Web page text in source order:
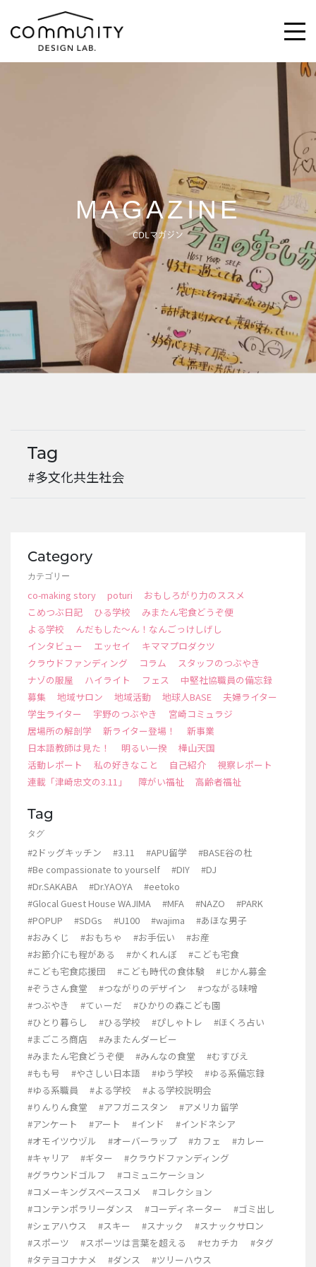
ABOUT
ACTIVITIES
MAGAZINE
NEWS
EVENTS
MAGAZINE
CDLマガジン
Tag
#多文化共生社会
Category
カテゴリー
co-making story poturi
おもしろがり力のススメ
こめつぶ日記
ひる学校
みまたん宅食どうぞ便
よる学校
んだもした～ん！なんごっけしげし
インタビュー
エッセイ
キママプロダクツ
クラウドファンディング
コラム
スタッフのつぶやき
ナゾの服屋
ハイライト フェス
中堅社協職員の備忘録
募集
地域サロン 地域活動 地球人BASE
夫婦ライター
学生ライター
宇野のつぶやき
宮崎コミュラジ
居場所の解剖学
新ライター登場！
新事業
日本語教師は見た！
明るい一揆
樺山天国
活動レポート
私の好きなこと 自己紹介
視察レポート
連載「津崎忠文の3.11」
障がい福祉 高齢者福祉
Tag
タグ
#2ドッグキッチン #3.11 #APU留学
#BASE谷の杜
#Be compassionate to yourself
#DIY
#DJ
#Dr.SAKABA
#Dr.YAOYA
#eetoko
#Glocal Guest House WAJIMA
#MFA #NAZO
#PARK
#POPUP
#SDGs #U100 #wajima
#あほな男子
#おみくじ
#おもちゃ #お手伝い
#お産
#お節介にも程がある
#かくれんぼ
#こども宅食
#こども宅食応援団
#こども時代の食体験
#じかん募金
#ぞうさん食堂
#つながりのデザイン
#つながる味噌
#つぶやき
#てぃーだ
#ひかりの森こども園
#ひとり暮らし
#ひる学校 #ぴしゃトレ
#ほくろ占い
#まごころ商店
#みまたんダービー
#みまたん宅食どうぞ便
#みんなの食堂
#むすびえ
#もも号
#やさしい日本語 #ゆう学校
#ゆる系備忘録
#ゆる系職員
#よる学校
#よる学校説明会
#りんりん食堂
#アフガニスタン
#アメリカ留学
#アンケート
#アート #インド
#インドネシア
#オモイツウヅル
#オーバーラップ #カフェ
#カレー
#キャリア
#ギター
#クラウドファンディング
#グラウンドゴルフ
#コミュニケーション
#コメーキングスペースコメ
#コレクション
#コンテンポラリーダンス
#コーディネーター
#ゴミ出し
#シェアハウス
#スキー #スナック
#スナックサロン
#スポーツ
#スポーツは言葉を超える #セカチカ
#タグ
#タテヨコナナメ
#ダンス #ツリーハウス